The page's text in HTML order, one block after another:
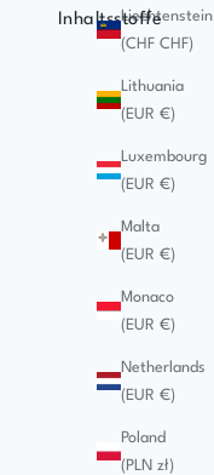
Liechtenstein
(CHF CHF)
Lithuania
(EUR €)
Luxembourg
(EUR €)
Malta
(EUR €)
Monaco
(EUR €)
Netherlands
(EUR €)
Poland
(PLN zł)
Inhaltsstoffe